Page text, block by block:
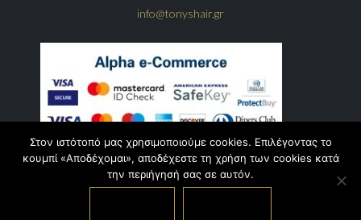
info@tonyshair.gr
Στον ιστότοπό μας χρησιμοποιούμε cookies. Επιλέγοντας το
κουμπί «Αποδέχομαι», αποδέχεστε τη χρήση των cookies κατά
την περιήγησή σας σε αυτόν.